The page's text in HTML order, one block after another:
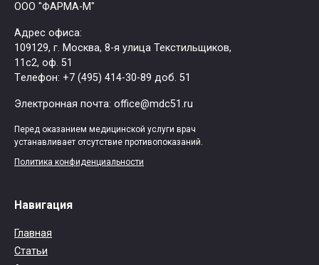
ООО "ФАРМА-М"
Адрес офиса:
109129, г. Москва, ​8-я улица Текстильщиков,
11с2, оф. 51
Tелефон: +7 (495) 414-30-89 доб. 51
Электронная почта: office@mdc51.ru
Перед оказанием медицинской услуги врач
устанавливает отсутствие противопоказаний.
Политика конфиденциальности
Навигация
Главная
Статьи